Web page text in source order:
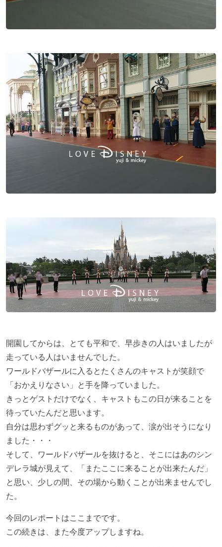
開園してからは、とても平和で、早歩きの人はいましたが
走っている人はいませんでした。
ワールドバザールに入るとたくさんのキャストが笑顔で
「おかえりなさい」と手を降っていました。
きっとゲストだけでなく、キャストもこの日が来ることを
待っていたんだと思います。
自分は思わずグッと来るものがあって、涙が出そうになり
ました・・・
そして、ワールドバザールを抜けると、そこにはあのシン
デレラ城が見えて、「またここに来ることが出来たんだ」
と思い、少しの間、その場から動くことが出来ませんでし
た。
今回のレポートはここまでです。
この続きは、また今度アップしますね。